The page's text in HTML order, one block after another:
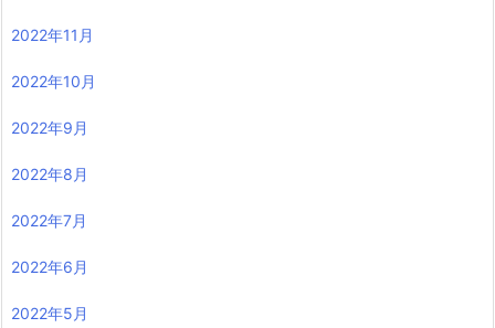
2022年11月
2022年10月
2022年9月
2022年8月
2022年7月
2022年6月
2022年5月